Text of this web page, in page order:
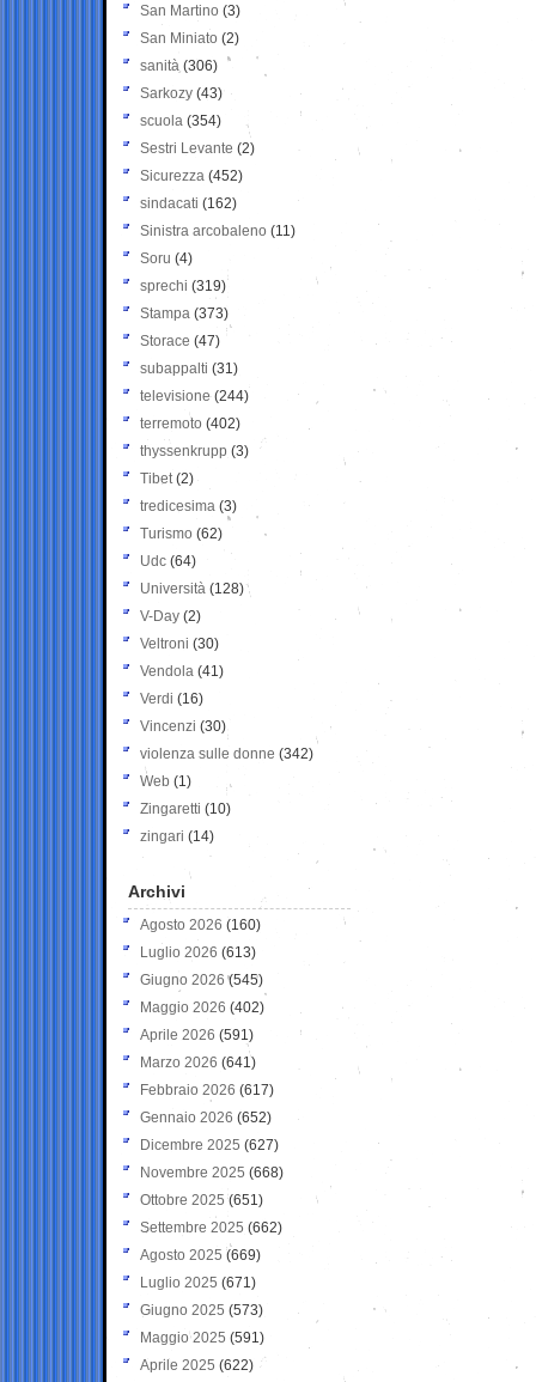
San Martino (3)
San Miniato (2)
sanità (306)
Sarkozy (43)
scuola (354)
Sestri Levante (2)
Sicurezza (452)
sindacati (162)
Sinistra arcobaleno (11)
Soru (4)
sprechi (319)
Stampa (373)
Storace (47)
subappalti (31)
televisione(244)
terremoto (402)
thyssenkrupp (3)
Tibet(2)
tredicesima (3)
Turismo (62)
Udc (64)
Università (128)
V-Day (2)
Veltroni (30)
Vendola (41)
Verdi (16)
Vincenzi (30)
violenza sulle donne (342)
Web (1)
Zingaretti (10)
zingari (14)
Archivi
Agosto 2026 (160)
Luglio 2026 (613)
Giugno 2026 (545)
Maggio 2026 (402)
Aprile 2026 (591)
Marzo 2026 (641)
Febbraio 2026 (617)
Gennaio 2026 (652)
Dicembre 2025 (627)
Novembre 2025 (668)
Ottobre 2025 (651)
Settembre 2025 (662)
Agosto 2025 (669)
Luglio 2025 (671)
Giugno 2025 (573)
Maggio 2025 (591)
Aprile 2025 (622)